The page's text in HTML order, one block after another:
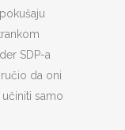
SDP-a
da oni
samo